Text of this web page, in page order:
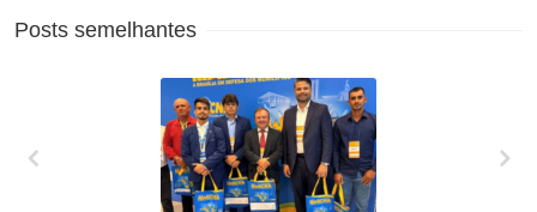
Posts semelhantes